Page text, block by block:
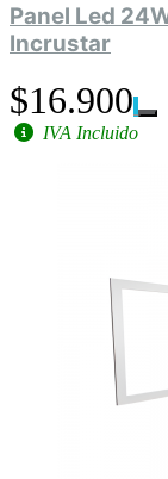
Panel Led
Incrustar
$16.900
IVA Incluido